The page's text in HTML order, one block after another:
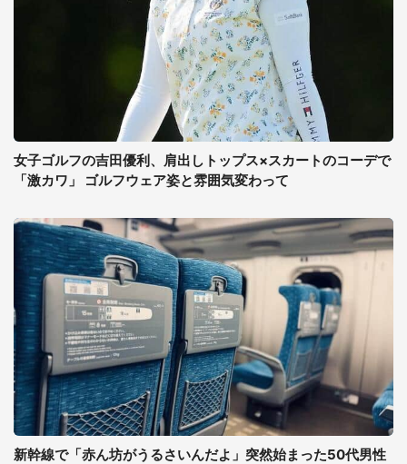
女子ゴルフの吉田優利、肩出しトップス×スカートのコーデで
「激カワ」 ゴルフウェア姿と雰囲気変わって
新幹線で「赤ん坊がうるさいんだよ」突然始まった50代男性